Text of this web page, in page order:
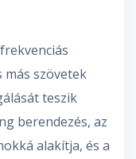
más szövetek
teszik
berendezés, az
alakítja, és a